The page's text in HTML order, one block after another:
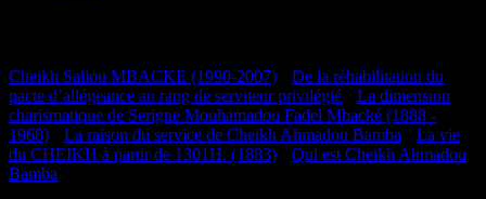
Cheikh Saliou MBACKE (1990-2007)
De la réhabilitation du
pacte d’allégeance au rang de serviteur privilégié
La dimension
charismatique de Serigne Mouhamadou Fadel Mbacké (1888 -
1968)
La raison du service de Cheikh Ahmadou Bamba
La vie
du CHEIKH à partir de 1301H. (1883)
Qui est Cheikh Ahmadou
Bamba